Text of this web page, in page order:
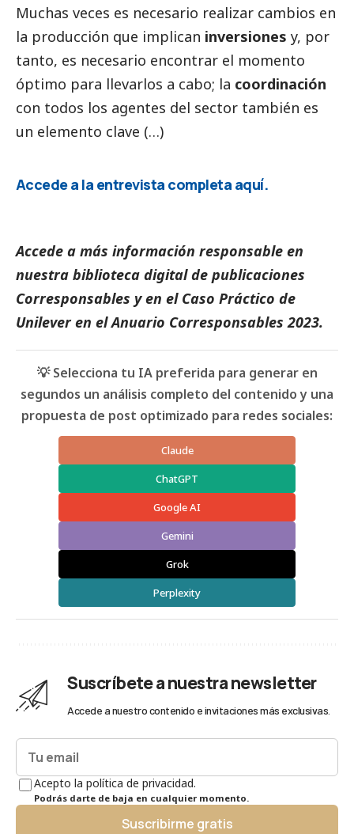
Muchas veces es necesario realizar cambios en
la producción que implican inversiones y, por
tanto, es necesario encontrar el momento
óptimo para llevarlos a cabo; la coordinación
con todos los agentes del sector también es
un elemento clave (…)
Accede a la entrevista completa aquí.
Accede a más información responsable en
nuestra biblioteca digital de publicaciones
Corresponsables y en el Caso Práctico de
Unileveren elAnuario Corresponsables 2023.
💡 Selecciona tu IA preferida para generar en
segundos un análisis completo del contenido y una
propuesta de post optimizado para redes sociales:
Claude
ChatGPT
Google AI
Gemini
Grok
Perplexity
Suscríbete a nuestra newsletter
Accede a nuestro contenido e invitaciones más exclusivas.
Acepto la política de privacidad.
Podrás darte de baja en cualquier momento.
Suscribirme gratis